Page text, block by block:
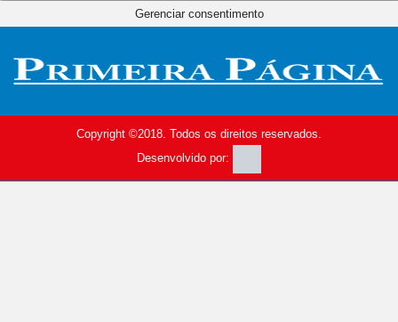
Copyright ©2018. Todos os direitos reservados.
Desenvolvido por:
Gerenciar consentimento